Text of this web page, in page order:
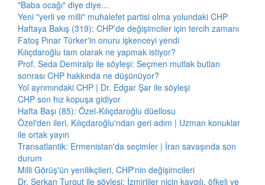
"Baba ocağı" diye diye...
Yeni "yerli ve milli" muhalefet partisi olma yolundaki CHP
Haftaya Bakış (319): CHP’de değişimciler için tercih zamanı
Fatoş Pınar Türker'in onuru işkenceyi yendi
Kılıçdaroğlu tam olarak ne yapmak istiyor?
Prof. Seda Demiralp ile söyleşi: Seçmen mutlak butlan
sonrası CHP hakkında ne düşünüyor?
Yol ayrımındaki CHP | Dr. Edgar Şar ile söyleşi
CHP son hız kopuşa gidiyor
Hafta Başı (85): Özel-Kılıçdaroğlu düellosu
Özel'den ileri, Kılıçdaroğlu'ndan geri adım | Uzman konuklar
ile ortak yayın
Transatlantik: Ermenistan'da seçimler | İran savaşında son
durum
Milli Görüş'ün yenilikçileri, CHP'nin değişimcileri
Dr. Serkan Turgut ile söyleşi: İzmirliler niçin kaygılı, öfkeli ve